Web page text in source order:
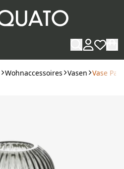
Wohnaccessoires Vasen Vase